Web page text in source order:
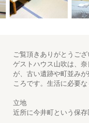
ご覧頂きありがとうござ
ゲストハウス山吹は、
が、古い遺跡や町並み
ころです。生活に必要
立地
近所に今井町という保